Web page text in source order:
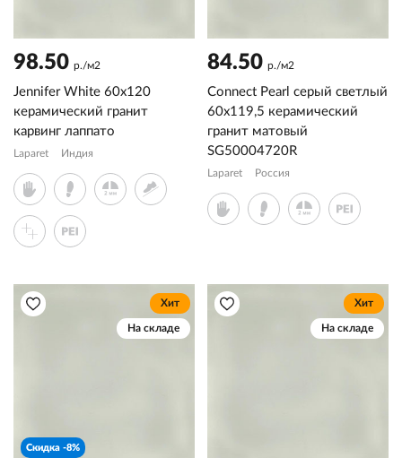
98.50 р./м2
Jennifer White 60x120
керамический гранит
карвинг лаппато
Laparet Индия
84.50 р./м2
Connect Pearl серый светлый
60x119,5 керамический
гранит матовый
SG50004720R
Laparet Россия
Хит
На складе
Скидка -8%
Хит
На складе